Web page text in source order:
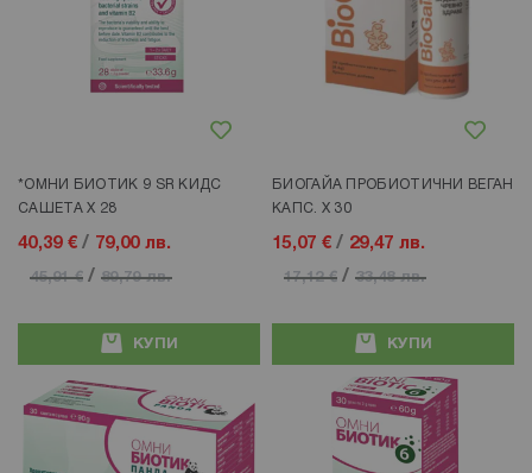
*ОМНИ БИОТИК 9 SR КИДС
САШЕТА Х 28
40,39 € / 79,00 лв.
45,91 € /89,79 лв.
КУПИ
БИОГАЙА ПРОБИОТИЧНИ ВЕГАН
КАПС. Х 30
15,07 € / 29,47 лв.
17,12 € /33,48 лв.
КУПИ